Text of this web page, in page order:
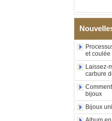
et coulée
Laissez-
carbure
bijoux
Bijoux